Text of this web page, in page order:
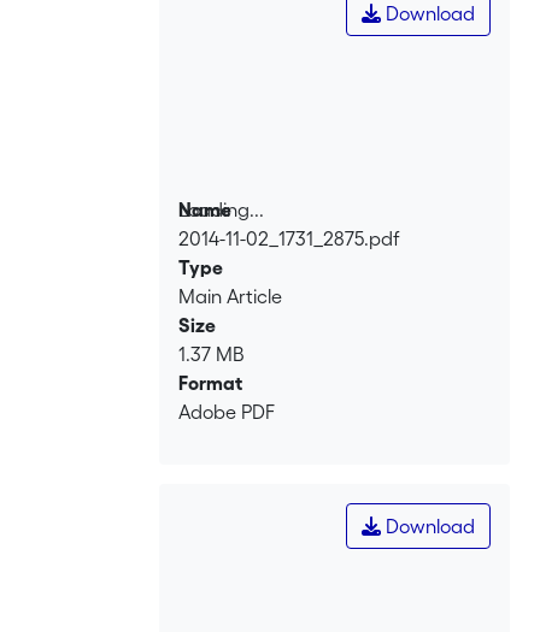
Loading...
Loading...
Download
Name
2014-11-02_1731_2875.pdf
Type
Main Article
Size
1.37 MB
Format
Adobe PDF
Download